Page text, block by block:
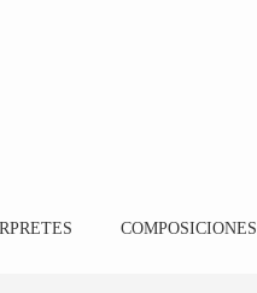
COMPOSICIONES